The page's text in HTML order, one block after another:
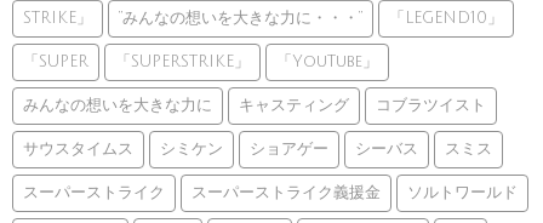
STRIKE」 ”みんなの想いを大きな力に・・・” 「LEGEND10」
「SUPER 「SUPERSTRIKE」 「YouTube」
みんなの想いを大きな力に キャスティング コブラツイスト
サウスタイムス シミケン ショアゲー シーバス スミス
スーパーストライク スーパーストライク義援金 ソルトワールド